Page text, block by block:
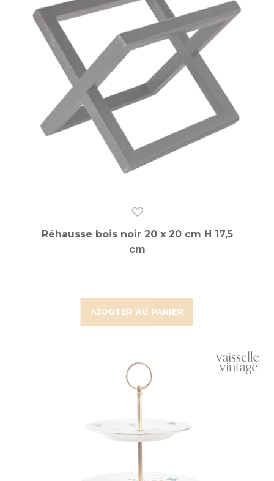
AJOUTER AU PANIER
Réhausse bois noir 20 x 20 cm H 17,5
cm